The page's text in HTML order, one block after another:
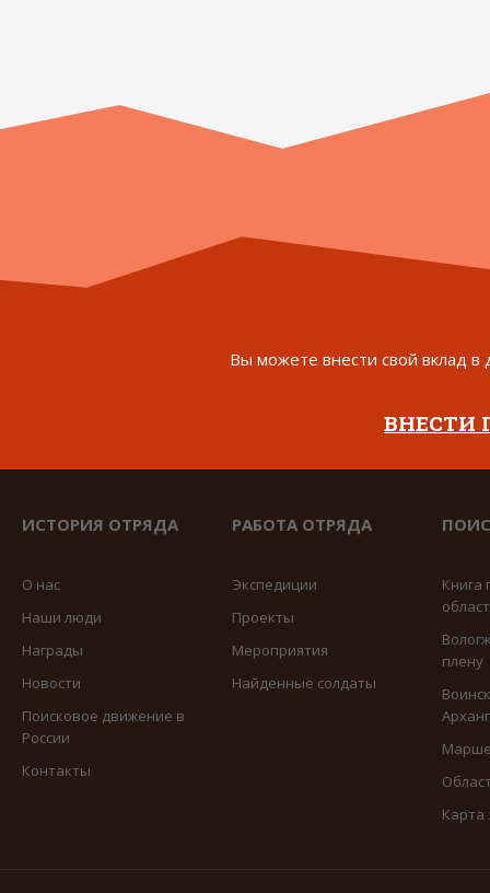
Вы можете внести свой вклад в
ВНЕСТИ
ИСТОРИЯ ОТРЯДА
О нас
Наши люди
Награды
Новости
Поисковое движение в
России
Контакты
РАБОТА ОТРЯДА
Экспедиции
Проекты
Мероприятия
Найденные солдаты
Книга
плену
Карта